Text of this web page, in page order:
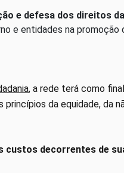
e defesa dos direitos
e entidades na promoção
, a rede terá como
da equidade, da
custos decorrentes de